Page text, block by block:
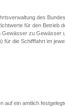
des
für den Betrieb
zu
die Schifffahrt im
auf ein amtlich